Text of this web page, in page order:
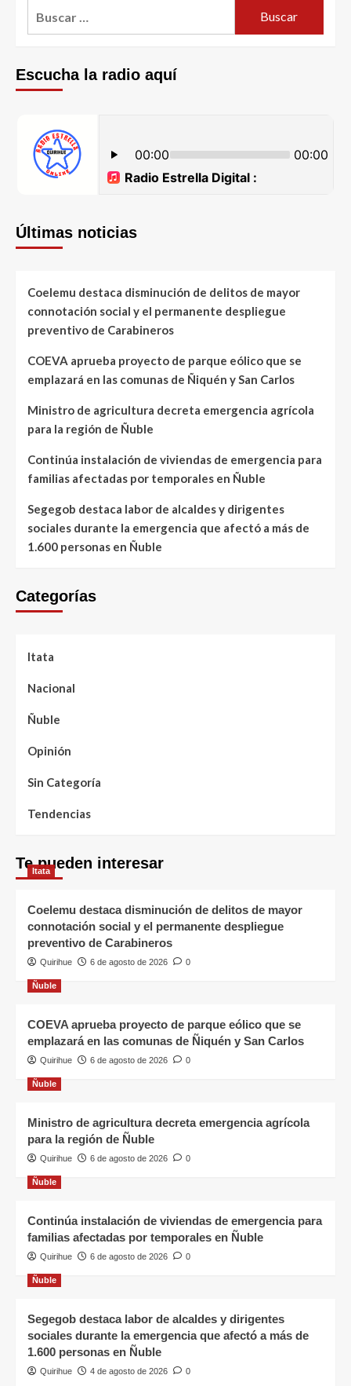
Escucha la radio aquí
Últimas noticias
Coelemu destaca disminución de delitos de mayor
connotación social y el permanente despliegue
preventivo de Carabineros
COEVA aprueba proyecto de parque eólico que se
emplazará en las comunas de Ñiquén y San Carlos
Ministro de agricultura decreta emergencia agrícola
para la región de Ñuble
Continúa instalación de viviendas de emergencia para
familias afectadas por temporales en Ñuble
Segegob destaca labor de alcaldes y dirigentes
sociales durante la emergencia que afectó a más de
1.600 personas en Ñuble
Categorías
Itata
Nacional
Ñuble
Opinión
Sin Categoría
Tendencias
Te pueden interesar
Itata
Coelemu destaca disminución de delitos de mayor
connotación social y el permanente despliegue
preventivo de Carabineros
Quirihue 6 de agosto de 2026 0
Ñuble
COEVA aprueba proyecto de parque eólico que se
emplazará en las comunas de Ñiquén y San Carlos
Quirihue 6 de agosto de 2026 0
Ñuble
Ministro de agricultura decreta emergencia agrícola
para la región de Ñuble
Quirihue 6 de agosto de 2026 0
Ñuble
Continúa instalación de viviendas de emergencia para
familias afectadas por temporales en Ñuble
Quirihue 6 de agosto de 2026 0
Ñuble
Segegob destaca labor de alcaldes y dirigentes
sociales durante la emergencia que afectó a más de
1.600 personas en Ñuble
Quirihue 4 de agosto de 2026 0